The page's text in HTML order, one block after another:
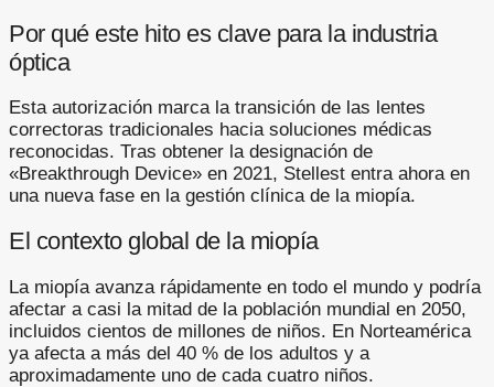
Por qué este hito es clave para la industria
óptica
Esta autorización marca la transición de las lentes
correctoras tradicionales hacia soluciones médicas
reconocidas. Tras obtener la designación de
«Breakthrough Device» en 2021, Stellest entra ahora en
una nueva fase en la gestión clínica de la miopía.
El contexto global de la miopía
La miopía avanza rápidamente en todo el mundo y podría
afectar a casi la mitad de la población mundial en 2050,
incluidos cientos de millones de niños. En Norteamérica
ya afecta a más del 40 % de los adultos y a
aproximadamente uno de cada cuatro niños.